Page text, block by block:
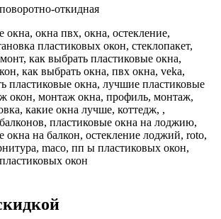
откидная
окна, окна пвх, окна, остекление,
пластиковых окон, стеклопакет,
как выбрать пластиковые окна,
как выбрать окна, пвх окна, veka,
пластиковые окна, лучшие пластиковые
окон, монтаж окна, профиль, монтаж,
какие окна лучше, коттедж, ,
пластиковые окна на лоджию,
окна на балкон, остекление лоджий, roto,
maco, пп ы пластиковых окон,
окон